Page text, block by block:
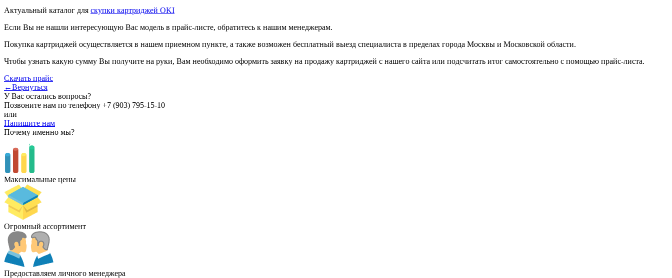
Актуальный каталог для скупки картриджей OKI
Если Вы не нашли интересующую Вас модель в прайс-листе, обратитесь к нашим менеджерам.
Покупка картриджей осуществляется в нашем приемном пункте, а также возможен бесплатный выезд специалиста в пределах города Москвы и Московской области.
Чтобы узнать какую сумму Вы получите на руки, Вам необходимо оформить заявку на продажу картриджей с нашего сайта или подсчитать итог самостоятельно с помощью прайс-листа.
Скачать прайс
←Вернуться
У Вас остались вопросы?
Позвоните нам по телефону +7 (903) 795-15-10
или
Напишите нам
Почему именно мы?
Максимальные цены
Огромный ассортимент
Предоставляем личного менеджера